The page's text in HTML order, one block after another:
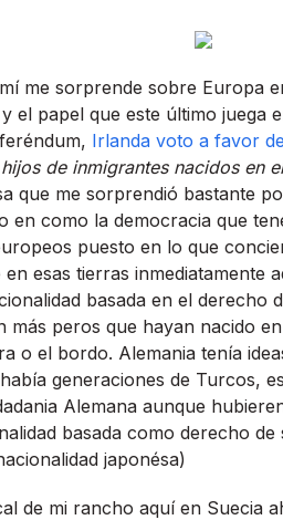
me sorprende sobre Europa
el papel que este último juega
Irlanda voto a favor
de inmigrantes nacidos en
que me sorprendió bastante
en como la democracia que
puesto en lo que
esas tierras inmediatamente
basada en el derecho
más peros que hayan nacido
o el bordo. Alemania tení­a
generaciones de Turcos,
Alemana aunque
basada como derecho
japonésa)
de mi rancho aquí­ en Suecia